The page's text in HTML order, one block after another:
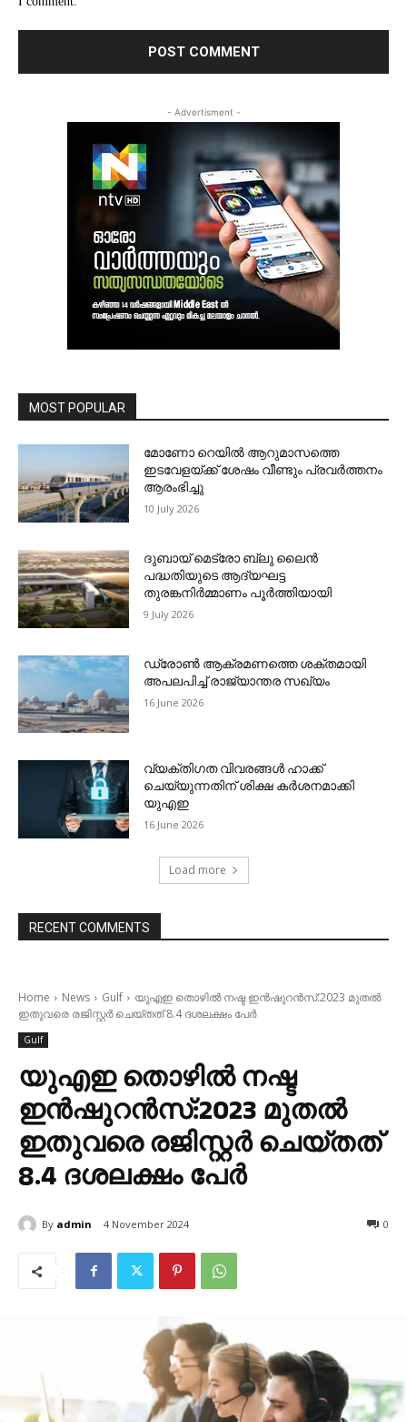
- Advertisment -
MOST POPULAR
മോണോ റെയില്‍ ആറുമാസത്തെ
ഇടവേളയ്ക്ക് ശേഷം വീണ്ടും പ്രവര്‍ത്തനം
ആരംഭിച്ചു
10 July 2026
ദുബായ് മെട്രോ ബ്ലു ലൈന്‍
പദ്ധതിയുടെ ആദ്യഘട്ട
തുരങ്കനിര്‍മ്മാണം പൂര്‍ത്തിയായി
9 July 2026
ഡ്രോണ്‍ ആക്രമണത്തെ ശക്തമായി
അപലപിച്ച് രാജ്യാന്തര സഖ്യം
16 June 2026
വ്യക്തിഗത വിവരങ്ങള്‍ ഹാക്ക്
ചെയ്യുന്നതിന് ശിക്ഷ കര്‍ശനമാക്കി
യുഎഇ
16 June 2026
Load more
RECENT COMMENTS